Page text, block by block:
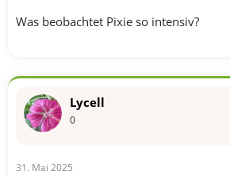
Was beobachtet Pixie so intensiv?
Lycell
0
31. Mai 2025